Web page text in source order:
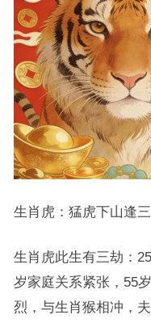
生肖虎：猛虎下山逢
生肖虎此生有三劫：
岁家庭关系紧张，55
烈，与生肖猴相冲，